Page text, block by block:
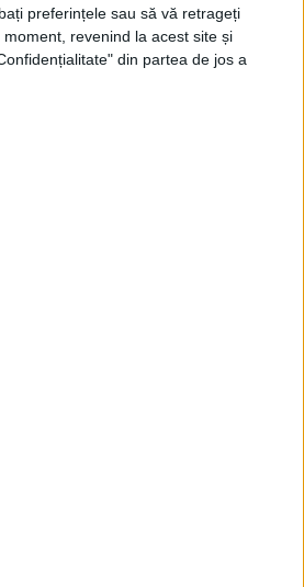
preferințele sau să vă retrageți
revenind la acest site și
din partea de jos a
este o casă mare